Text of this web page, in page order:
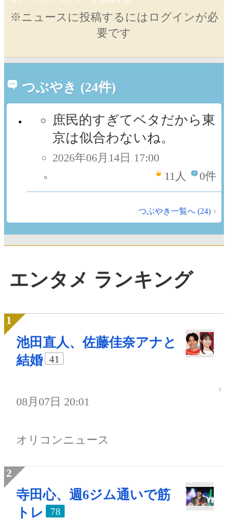
※ニュースに投稿するにはログインが必
要です
つぶやき (24件)
庶民的すぎてベタだから東
京は似合わないね。
2026年06月14日 17:00
11人 0件
つぶやき一覧へ (24)
エンタメ ランキング
池田直人、佐藤佳奈アナと
結婚
41
08月07日 20:01
オリコンニュース
寺田心、週6ジム通いで筋
トレ
78